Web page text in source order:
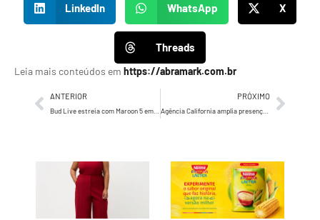
LinkedIn WhatsApp X
Threads
Leia mais conteúdos em https://abramark.com.br
ANTERIOR PRÓXIMO
Agência California amplia presença e conquista novas contas